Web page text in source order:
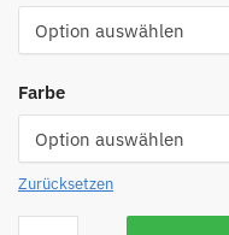
Farbe
Zurücksetzen